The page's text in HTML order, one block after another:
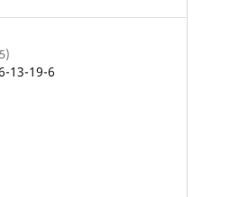
13-19-6